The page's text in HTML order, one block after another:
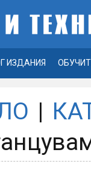
ИЗДАНИЯ
|